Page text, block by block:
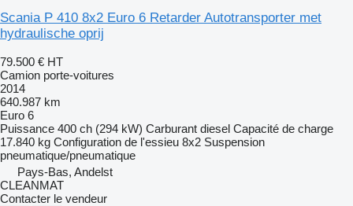
Scania P 410 8x2 Euro 6 Retarder Autotransporter met
hydraulische oprij
79.500 € HT
Camion porte-voitures
2014
640.987 km
Euro 6
Puissance 400 ch (294 kW) Carburant diesel Capacité de charge
17.840 kg Configuration de l'essieu 8x2 Suspension
pneumatique/pneumatique
Pays-Bas, Andelst
CLEANMAT
Contacter le vendeur